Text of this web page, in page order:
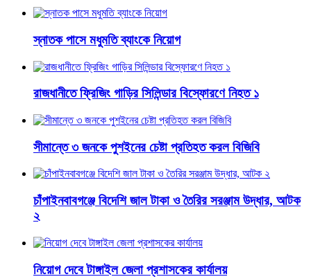
স্নাতক পাসে মধুমতি ব্যাংকে নিয়োগ
রাজধানীতে ফ্রিজিং গাড়ির সিলিন্ডার বিস্ফোরণে নিহত ১
সীমান্তে ৩ জনকে পুশইনের চেষ্টা প্রতিহত করল বিজিবি
চাঁপাইনবাবগঞ্জে বিদেশি জাল টাকা ও তৈরির সরঞ্জাম উদ্ধার, আটক
২
নিয়োগ দেবে টাঙ্গাইল জেলা প্রশাসকের কার্যালয়